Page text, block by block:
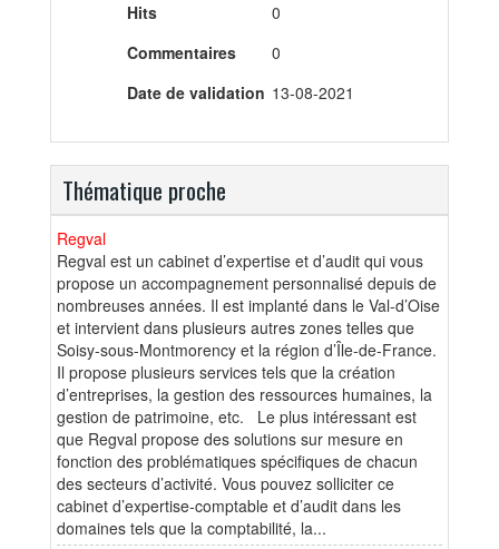
Hits
0
Commentaires
0
Date de validation 13-08-2021
Thématique proche
Regval
Regval est un cabinet d’expertise et d’audit qui vous
propose un accompagnement personnalisé depuis de
nombreuses années. Il est implanté dans le Val-d’Oise
et intervient dans plusieurs autres zones telles que
Soisy-sous-Montmorency et la région d’Île-de-France.
Il propose plusieurs services tels que la création
d’entreprises, la gestion des ressources humaines, la
gestion de patrimoine, etc. Le plus intéressant est
que Regval propose des solutions sur mesure en
fonction des problématiques spécifiques de chacun
des secteurs d’activité. Vous pouvez solliciter ce
cabinet d’expertise-comptable et d’audit dans les
domaines tels que la comptabilité, la...